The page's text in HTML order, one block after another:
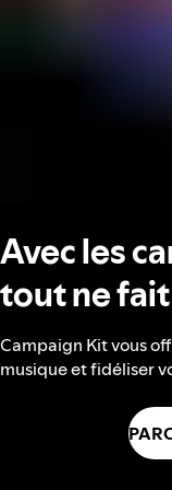
Avec les
tout ne
Campaign Kit vous
musique et fidéliser